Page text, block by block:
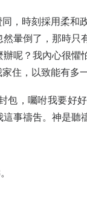
，時刻採用柔和
暈倒了，那時
呢？我內心很
住，以致能有多
包，囑咐我要好
事禱吿。神是